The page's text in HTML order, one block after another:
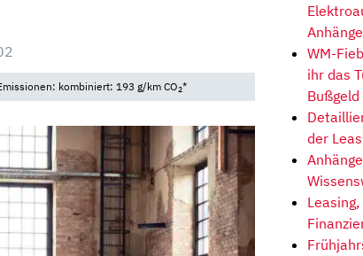
kombiniert: 193 g/km CO2*
WM-
ihr das
Bußgeld
der